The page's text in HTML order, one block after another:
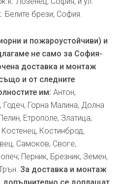
Белите брези, София.
и пожароустойчиви) и
не само за София-
доставка и монтаж
и от следните
им: Антон,
Горна Малина, Долна
Етрополе, Златица,
Костинброд,
Самоков, Своге,
Перник, Брезник, Земен,
За доставка и монтаж